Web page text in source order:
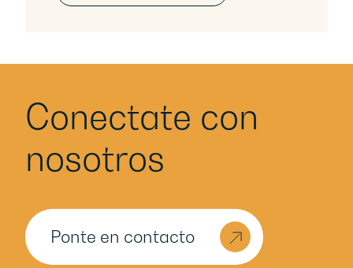
Conectate con
nosotros
Ponte en contacto